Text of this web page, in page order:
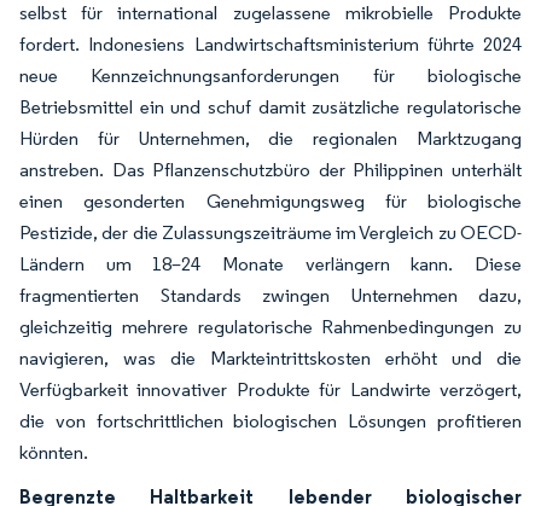
selbst für international zugelassene mikrobielle Produkte
fordert. Indonesiens Landwirtschaftsministerium führte 2024
neue Kennzeichnungsanforderungen für biologische
Betriebsmittel ein und schuf damit zusätzliche regulatorische
Hürden für Unternehmen, die regionalen Marktzugang
anstreben. Das Pflanzenschutzbüro der Philippinen unterhält
einen gesonderten Genehmigungsweg für biologische
Pestizide, der die Zulassungszeiträume im Vergleich zu OECD-
Ländern um 18–24 Monate verlängern kann. Diese
fragmentierten Standards zwingen Unternehmen dazu,
gleichzeitig mehrere regulatorische Rahmenbedingungen zu
navigieren, was die Markteintrittskosten erhöht und die
Verfügbarkeit innovativer Produkte für Landwirte verzögert,
die von fortschrittlichen biologischen Lösungen profitieren
könnten.
Begrenzte Haltbarkeit lebender biologischer